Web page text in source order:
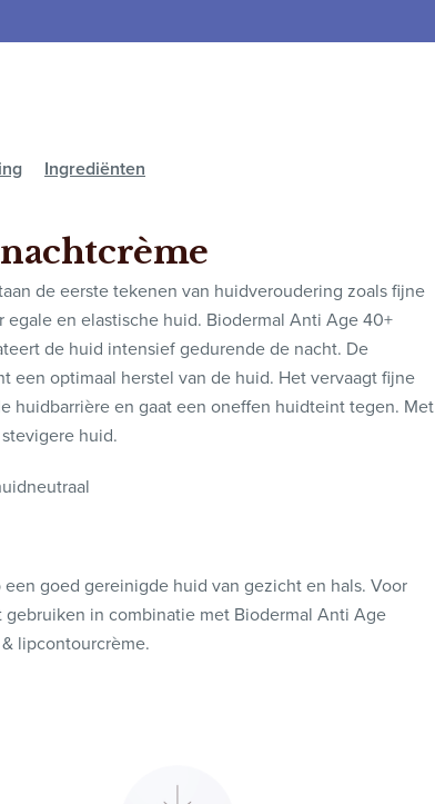
Ingrediënten
de eerste tekenen van huidveroudering zoals fijne
en elastische huid. Biodermal Anti Age 40+
de huid intensief gedurende de nacht. De
een optimaal herstel van de huid. Het vervaagt fijne
huidbarrière en gaat een oneffen huidteint tegen. Met
huid.
een goed gereinigde huid van gezicht en hals. Voor
in combinatie met Biodermal Anti Age
lipcontourcrème.